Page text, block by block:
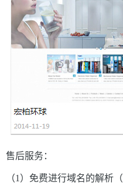
售后服务：
（1）免费进行域名的解析